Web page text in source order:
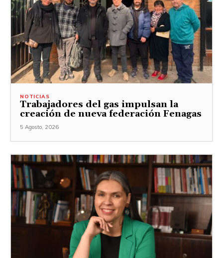
NOTICIAS
Trabajadores del gas impulsan la
creación de nueva federación Fenagas
5 Agosto, 2026